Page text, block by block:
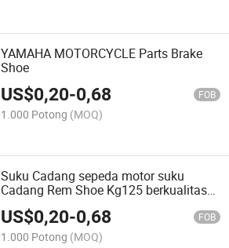
YAMAHA MOTORCYCLE Parts Brake
Shoe
US$0,20-0,68 FOB
1.000 Potong (MOQ)
Suku Cadang sepeda motor suku
Cadang Rem Shoe Kg125 berkualitas
US$0,20-0,68 FOB
1.000 Potong (MOQ)